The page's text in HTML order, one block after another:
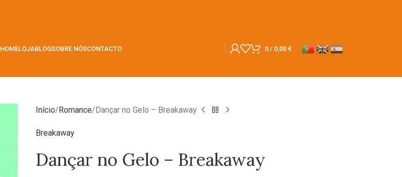
HOMELOJABLOGSOBRE NÓSCONTACTO 0 / 0,00 €
Início Romance Dançar no Gelo – Breakaway
Breakaway
Dançar no Gelo – Breakaway